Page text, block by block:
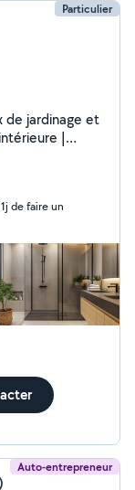
Particulier
de jardinage et
|
de faire un
Auto-entrepreneur